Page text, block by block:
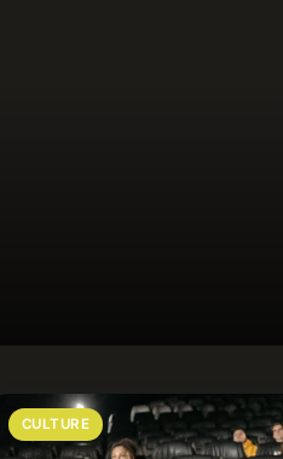
CULTURE